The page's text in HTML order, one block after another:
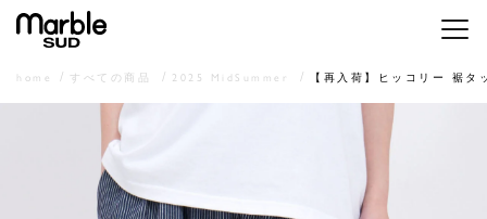
メニ
home すべての商品 2025 MidSummer 【再入荷】ヒッコリー 裾タ